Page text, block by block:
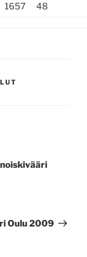
1657 48
Oulu 2009